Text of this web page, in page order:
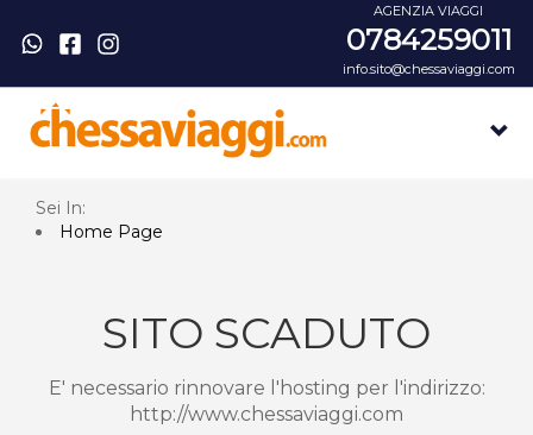
AGENZIA VIAGGI
0784259011
info.sito@chessaviaggi.com
Sei In:
Home Page
SITO SCADUTO
E' necessario rinnovare l'hosting per l'indirizzo:
http://www.chessaviaggi.com